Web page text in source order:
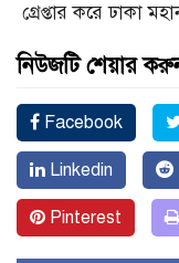
গ্রেপ্তার করে ঢাকা
নিউজটি শেয়ার
Facebook
Linkedin
Pinterest